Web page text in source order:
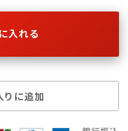
入れる
りに追加